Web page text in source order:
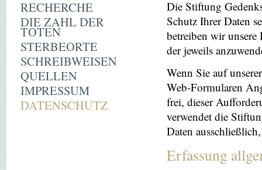
RECHERCHE
DIE ZAHL DER
TOTEN
STERBEORTE
SCHREIBWEISEN
QUELLEN
IMPRESSUM
DATENSCHUTZ
Die Stiftung
Schutz Ihrer Daten
betreiben wir
der jeweils
Wenn Sie auf
Web-Formularen
frei, dieser
verwendet die
Daten
Erfassung